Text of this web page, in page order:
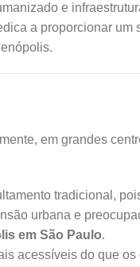
e
a proporcionar um
em grandes
tradicional,
urbana e
em São Paulo.
acessíveis do que os